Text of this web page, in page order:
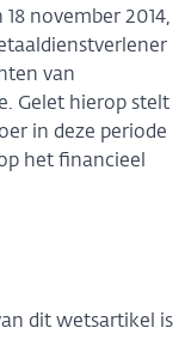
november 2014,
van
Gelet hierop stelt
in deze periode
het financieel
dit wetsartikel is